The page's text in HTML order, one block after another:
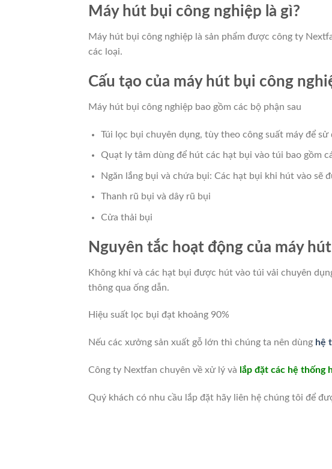
Máy hút bụi công nghiệp là gì?
Máy hút bụi công nghiệp là sản phẩm được công ty
các loại.
Cấu tạo của máy hút bụi công
Máy hút bụi công nghiệp bao gồm các bộ phận sau
Túi lọc bụi chuyên dụng, tùy theo công suất máy để
Quạt ly tâm dùng để hút các hạt bụi vào túi bao gồm
Ngăn lắng bụi và chứa bụi: Các hạt bụi khi hút vào sẽ
Thanh rũ bụi và dây rũ bụi
Cửa thải bụi
Nguyên tắc hoạt động của máy
Không khí và các hạt bụi được hút vào túi vải chuyên
thông qua ống dẫn.
Hiệu suất lọc bụi đạt khoảng 90%
Nếu các xưởng sản xuất gỗ lớn thì chúng ta nên dùng hệ
Công ty Nextfan chuyên về xử lý và lắp đặt các hệ thống
Quý khách có nhu cầu lắp đặt hãy liên hệ chúng tôi để